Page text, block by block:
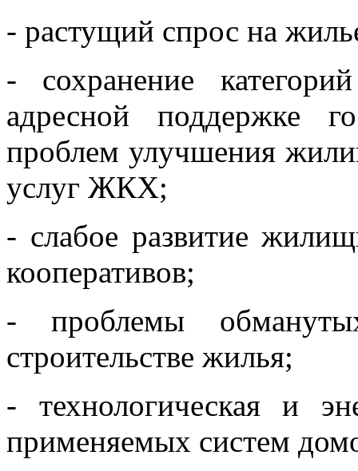
- растущий спрос на
- сохранение
адресной поддержке
проблем улучшения
услуг ЖКХ;
- слабое развитие
кооперативов;
- проблемы
строительстве жилья;
- технологическая и
применяемых систем